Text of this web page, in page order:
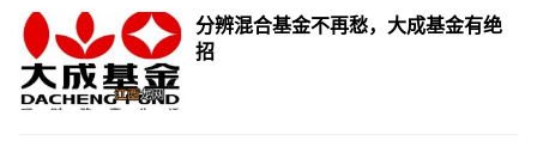
分辨混合基金不再愁，大成基金有绝
招